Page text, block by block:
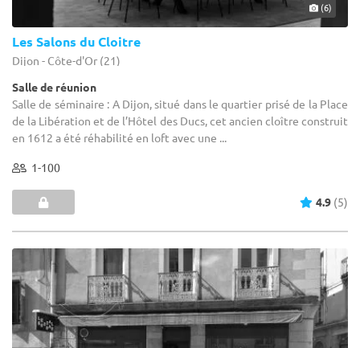
(6)
Les Salons du Cloitre
Dijon - Côte-d'Or (21)
Salle de réunion
Salle de séminaire : A Dijon, situé dans le quartier prisé de la Place
de la Libération et de l’Hôtel des Ducs, cet ancien cloître construit
en 1612 a été réhabilité en loft avec une ...
1-100
4.9 (5)